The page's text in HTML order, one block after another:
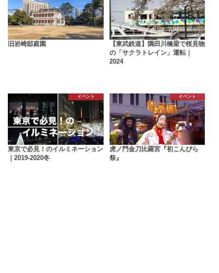
旧岩崎邸庭園
【東武鉄道】隅田川橋梁で桜見物
の「サクラトレイン」運転｜
2024
イベント
東京で必見！のイルミネーション
｜2019-2020冬
イベント
虎ノ門金刀比羅宮『初こんぴら
祭』